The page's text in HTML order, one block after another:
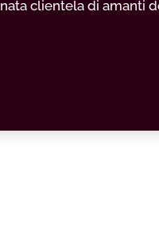
clientela di amanti